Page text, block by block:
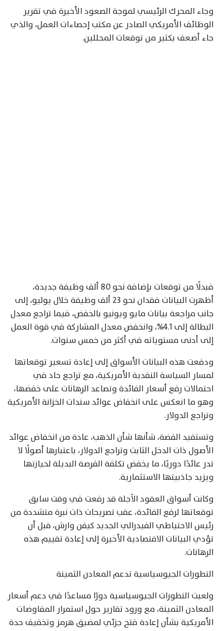
وجاء المحرك الرئيسي لموجة الصعود الأخيرة في تقرير
الوظائف الأمريكي الصادر عن مكتب إحصاءات العمل، والذي
جاء أضعف بكثير من توقعات المحللين.
فبدلًا من توقعات بإضافة نحو 80 ألف وظيفة جديدة،
أظهرت البيانات فقدان نحو 23 ألف وظيفة خلال يوليو، إلى
جانب مراجعة بيانات مايو ويونيو بالخفض، فيما تراجع معدل
البطالة إلى 4.1%، وانخفض معدل المشاركة في قوة العمل
إلى أدنى مستوياته في أكثر من خمس سنوات.
ودفعت هذه البيانات الأسواق إلى إعادة تسعير توقعاتها
لمسار السياسة النقدية الأمريكية، مع تراجع حاد في
احتمالات رفع أسعار الفائدة وتصاعد الرهانات على خفضها،
وهو ما انعكس على انخفاض عوائد سندات الخزانة الأمريكية
وتراجع الدولار.
وتستفيد الفضة، شأنها شأن الذهب، عادة من انخفاض عوائد
الأصول ذات الدخل الثابت وتراجع الدولار، باعتبارها أصولًا لا
تدر عائدًا دوريًا، ما يخفض تكلفة الفرصة البديلة لحيازتها
ويزيد جاذبيتها الاستثمارية.
وكانت أسواق العقود الآجلة قد رفعت في وقت سابق
توقعاتها لرفع الفائدة، عقب تصريحات ذات نبرة متشددة من
رئيس الاحتياطي الفيدرالي الجديد كيفن وارش، قبل أن
تؤدي البيانات الاقتصادية الأخيرة إلى إعادة تقييم هذه
الرهانات.
التطورات الجيوسياسية تدعم المعادن الثمينة
ولعبت التطورات الجيوسياسية دورًا مساعدًا في دعم أسعار
المعادن الثمينة، مع ورود تقارير حول استمرار المفاوضات
الأمريكية بشأن إعادة فتح جزئي لمضيق هرمز وتخفيف حدة